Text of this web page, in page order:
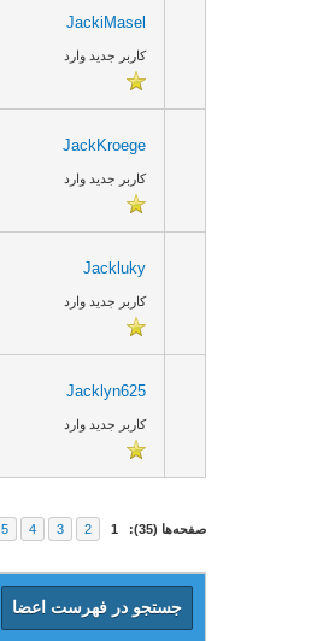
JackiMasel
کاربر جدید وارد
JackKroege
کاربر جدید وارد
Jackluky
کاربر جدید وارد
Jacklyn625
کاربر جدید وارد
صفحه‌ها (35): 1
2
3
4
5
جستجو در فهرست اعضا